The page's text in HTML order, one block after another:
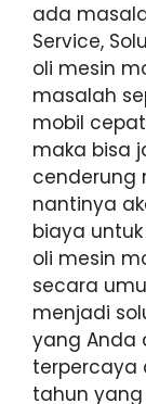
ada
Service,
oli mesin
masalah
mobil
maka bisa
cenderung
nantinya
biaya
oli mesin
secara
menjadi
yang Anda
terpercaya
tahun